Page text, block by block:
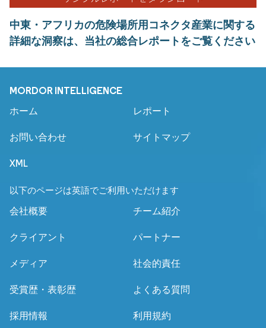
中東・アフリカの危険場所用コネクタ産業に関する
詳細な洞察は、当社の総合レポートをご覧ください
MORDOR INTELLIGENCE
ホーム レポート
お問い合わせ サイトマップ
XML
以下のページは英語でご利用いただけます
会社概要 チーム紹介
クライアント パートナー
メディア 社会的責任
受賞歴・表彰歴 よくある質問
採用情報 利用規約